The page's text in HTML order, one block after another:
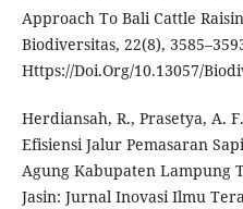
Approach To Bali Cattle
Biodiversitas, 22(8),
Https://Doi.Org/10.13057/
Herdiansah, R., Prasetya, A.
Efisiensi Jalur Pemasaran
Agung Kabupaten Lampung
Jasin: Jurnal Inovasi Ilmu